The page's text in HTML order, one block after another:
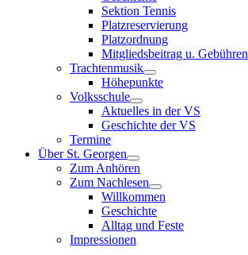
Sektion Tennis
Platzreservierung
Platzordnung
Mitgliedsbeitrag u. Gebühren
Trachtenmusik
Höhepunkte
Volksschule
Aktuelles in der VS
Geschichte der VS
Termine
Über St. Georgen
Zum Anhören
Zum Nachlesen
Willkommen
Geschichte
Alltag und Feste
Impressionen